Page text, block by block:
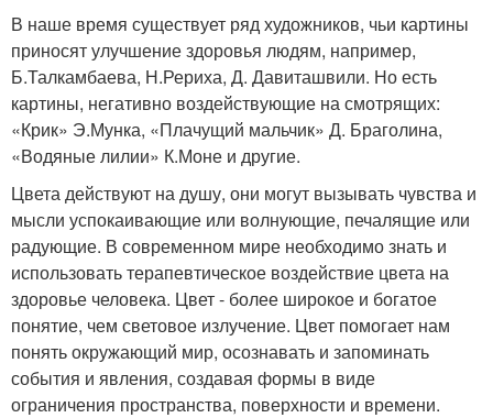
В наше время существует ряд художников, чьи картины
приносят улучшение здоровья людям, например,
Б.Талкамбаева, Н.Рериха, Д. Давиташвили. Но есть
картины, негативно воздействующие на смотрящих:
«Крик» Э.Мунка, «Плачущий мальчик» Д. Браголина,
«Водяные лилии» К.Моне и другие.
Цвета действуют на душу, они могут вызывать чувства и
мысли успокаивающие или волнующие, печалящие или
радующие. В современном мире необходимо знать и
использовать терапевтическое воздействие цвета на
здоровье человека. Цвет - более широкое и богатое
понятие, чем световое излучение. Цвет помогает нам
понять окружающий мир, осознавать и запоминать
события и явления, создавая формы в виде
ограничения пространства, поверхности и времени.